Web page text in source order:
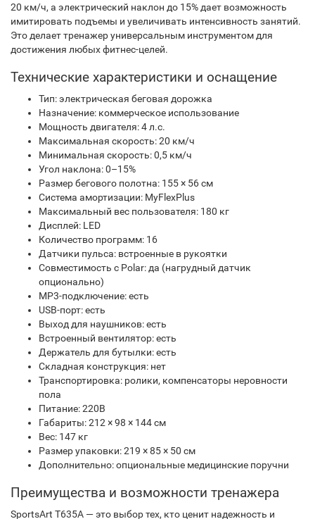
20 км/ч, а электрический наклон до 15% дает возможность
имитировать подъемы и увеличивать интенсивность занятий.
Это делает тренажер универсальным инструментом для
достижения любых фитнес-целей.
Технические характеристики и оснащение
Тип: электрическая беговая дорожка
Назначение: коммерческое использование
Мощность двигателя: 4 л.с.
Максимальная скорость: 20 км/ч
Минимальная скорость: 0,5 км/ч
Угол наклона: 0–15%
Размер бегового полотна: 155 × 56 см
Система амортизации: MyFlexPlus
Максимальный вес пользователя: 180 кг
Дисплей: LED
Количество программ: 16
Датчики пульса: встроенные в рукоятки
Совместимость с Polar: да (нагрудный датчик
опционально)
MP3-подключение: есть
USB-порт: есть
Выход для наушников: есть
Встроенный вентилятор: есть
Держатель для бутылки: есть
Складная конструкция: нет
Транспортировка: ролики, компенсаторы неровности
пола
Питание: 220В
Габариты: 212 × 98 × 144 см
Вес: 147 кг
Размер упаковки: 219 × 85 × 50 см
Дополнительно: опциональные медицинские поручни
Преимущества и возможности тренажера
SportsArt T635A — это выбор тех, кто ценит надежность и